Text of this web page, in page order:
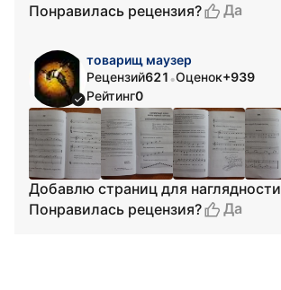
Понравилась рецензия?
Да
товарищ маузер
Рецензий621 •Оценок+939
Рейтинг0
Добавлю страниц для наглядности
Понравилась рецензия?
Да